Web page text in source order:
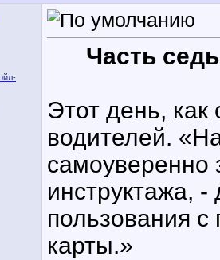
Часть
Этот день, как
водителей.
самоуверенно
инструктажа,
пользования
карты.»